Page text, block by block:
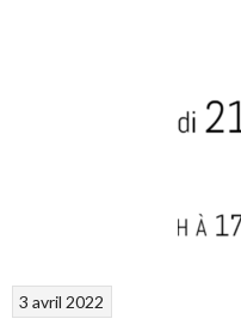
3 avril 2022